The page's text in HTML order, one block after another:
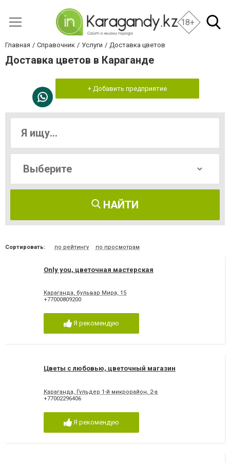
18+
Главная Справочник Услуги Доставка цветов
Доставка цветов в Караганде
+ Добавить предприятие
НАЙТИ
Сортировать: по рейтингу по просмотрам
Only you, цветочная мастерская
Караганда, бульвар Мира, 15
+77000809200
Я рекомендую
Цветы с любовью, цветочный магазин
Караганда, Гульдер 1-й микрорайон, 2-а
+77002296406
Я рекомендую